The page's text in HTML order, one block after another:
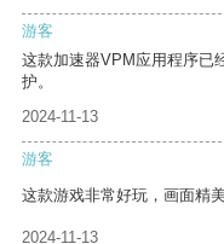
游客
这款加速器VPM应用程序已
护。
2024-11-13
游客
这款游戏非常好玩，画面精
2024-11-13